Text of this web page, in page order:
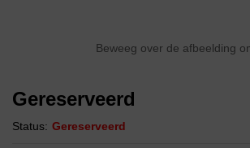
Beweeg over de afbeelding
Gereserveerd
Status: Gereserveerd